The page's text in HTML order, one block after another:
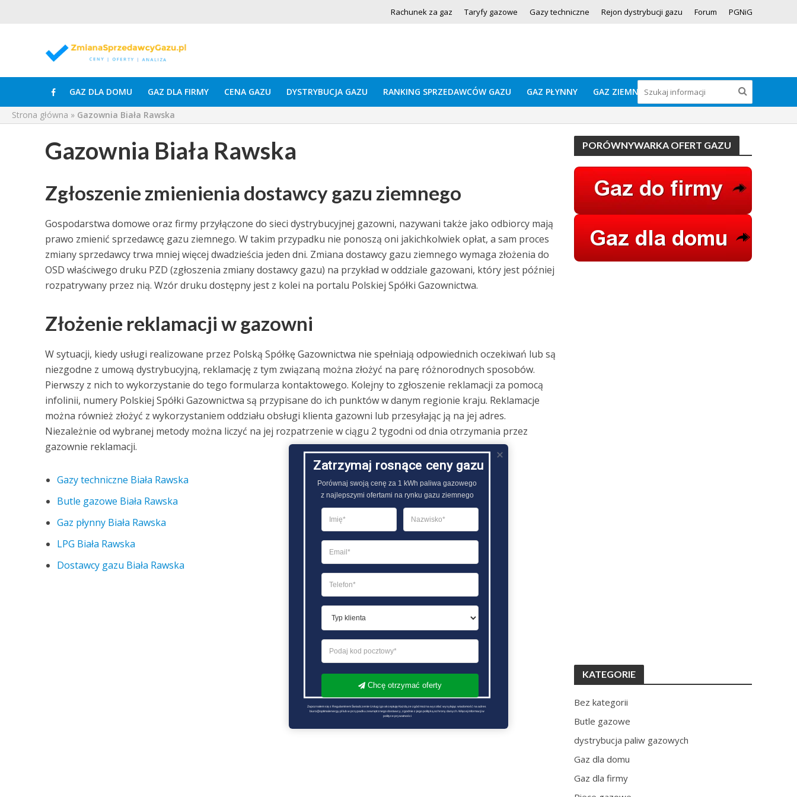
Rachunek za gaz Taryfy gazowe Gazy techniczne Rejon dystrybucji gazu Forum PGNiG
GAZ DLA DOMU GAZ DLA FIRMY CENA GAZU DYSTRYBUCJA GAZU RANKING SPRZEDAWCÓW GAZU GAZ PŁYNNY GAZ ZIEMNY
Strona główna » Gazownia Biała Rawska
Gazownia Biała Rawska
Zgłoszenie zmienienia dostawcy gazu ziemnego
Gospodarstwa domowe oraz firmy przyłączone do sieci dystrybucyjnej gazowni, nazywani także jako odbiorcy mają
prawo zmienić sprzedawcę gazu ziemnego. W takim przypadku nie ponoszą oni jakichkolwiek opłat, a sam proces
zmiany sprzedawcy trwa mniej więcej dwadzieścia jeden dni. Zmiana dostawcy gazu ziemnego wymaga złożenia do
OSD właściwego druku PZD (zgłoszenia zmiany dostawcy gazu) na przykład w oddziale gazowani, który jest później
rozpatrywany przez nią. Wzór druku dostępny jest z kolei na portalu Polskiej Spółki Gazownictwa.
Złożenie reklamacji w gazowni
W sytuacji, kiedy usługi realizowane przez Polską Spółkę Gazownictwa nie spełniają odpowiednich oczekiwań lub są
niezgodne z umową dystrybucyjną, reklamację z tym związaną można złożyć na parę różnorodnych sposobów.
Pierwszy z nich to wykorzystanie do tego formularza kontaktowego. Kolejny to zgłoszenie reklamacji za pomocą
infolinii, numery Polskiej Spółki Gazownictwa są przypisane do ich punktów w danym regionie kraju. Reklamacje
można również złożyć z wykorzystaniem oddziału obsługi klienta gazowni lub przesyłając ją na jej adres.
Niezależnie od wybranej metody można liczyć na jej rozpatrzenie w ciągu 2 tygodni od dnia otrzymania przez
gazownie reklamacji.
Gazy techniczne Biała Rawska
Butle gazowe Biała Rawska
Gaz płynny Biała Rawska
LPG Biała Rawska
Dostawcy gazu Biała Rawska
PORÓWNYWARKA OFERT GAZU
KATEGORIE
Bez kategorii
Butle gazowe
dystrybucja paliw gazowych
Gaz dla domu
Gaz dla firmy
Zatrzymaj rosnące ceny gazu
Porównaj swoją cenę za 1 kWh paliwa gazowego
z najlepszymi ofertami na rynku gazu ziemnego
Chcę otrzymać oferty
Zapoznałem się z Regulaminem Świadczenie Usług i go akceptuję Każdą ze zgód można wycofać wysyłając wiadomość na adres
biuro@optimalenergy.pl lub w przypadku zewnętrznego dostawcy, zgodnie z jego polityką ochrony danych. Więcej informacji w
polityce prywatności